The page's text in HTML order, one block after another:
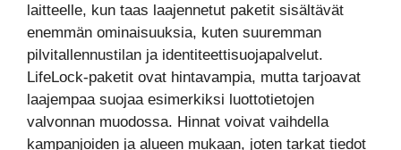
laitteelle, kun taas laajennetut paketit sisältävät
enemmän ominaisuuksia, kuten suuremman
pilvitallennustilan ja identiteettisuojapalvelut.
LifeLock-paketit ovat hintavampia, mutta tarjoavat
laajempaa suojaa esimerkiksi luottotietojen
valvonnan muodossa. Hinnat voivat vaihdella
kampanjoiden ja alueen mukaan, joten tarkat tiedot